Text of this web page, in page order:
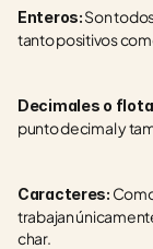
Enteros: Son
tanto positivos
Decimales o
punto decimal y
Caracteres:
trabajan
char.